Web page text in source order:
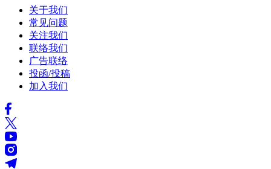
关于我们
常见问题
关注我们
联络我们
广告联络
投函/投稿
加入我们